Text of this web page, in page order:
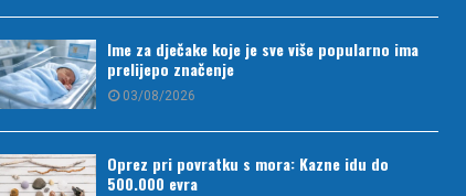
Ime za dječake koje je sve više popularno ima
prelijepo značenje
03/08/2026
Oprez pri povratku s mora: Kazne idu do
500.000 evra